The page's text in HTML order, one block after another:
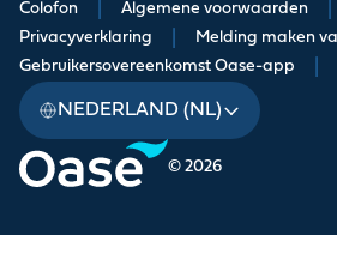
© 2026
Colofon Algemene voorwaarden
Privacyverklaring Melding maken
Gebruikersovereenkomst Oase-app
NEDERLAND (NL)